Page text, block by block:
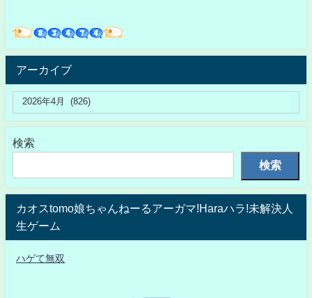
アーカイブ
検索
検索
カオスtomo娘ちゃんねーるアーガマ!Haraハラ!未解決人
生ゲーム
ハゲて無双